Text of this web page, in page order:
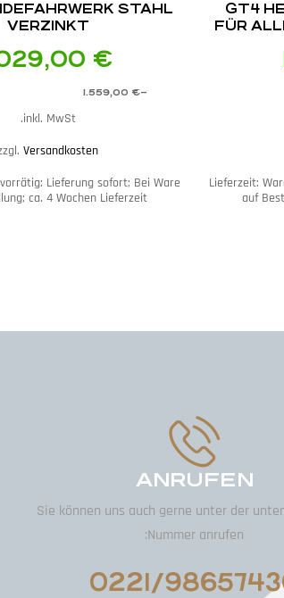
GT4
FÜR
Lieferzeit:
auf
STAHL
VERZINKT
€
–
1.559,00 €
inkl. MwSt.
Versandkosten
Lieferung sofort; Bei Ware
ca. 4 Wochen Lieferzeit
ANRUFEN
Sie können uns auch gerne unter der
Nummer anrufen:
0221/